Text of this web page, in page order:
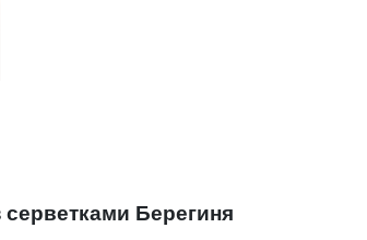
серветками Берегиня